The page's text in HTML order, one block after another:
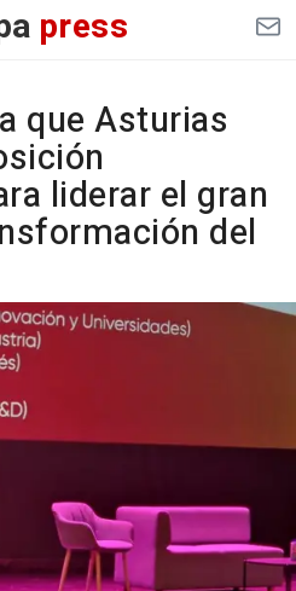
press
que Asturias
liderar el gran
del